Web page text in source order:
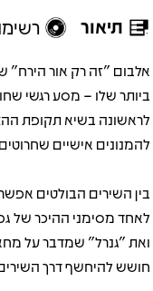
תיאור
אלבום "זה רק אור הירח"
ביותר שלו – מסע רגשי
להמנונים אישיים
בין השירים הבולטים
לאחד מסימני ההיכר של
ואת "גנרל" שמדבר על
חושש להיחשף דרך